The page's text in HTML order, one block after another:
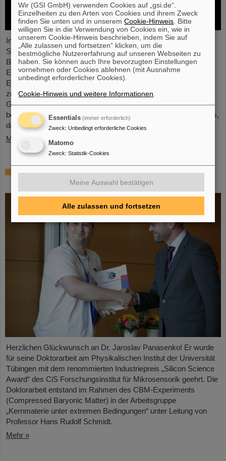
In der vor Kurzem abgeschlossenen ersten
Schwerionenbetriebszeit des LHC in fünf Jahren war es Zeit für
Blei-Ionen beschleunigt zu werden und Kollisionen für die
Experimente zu liefern. Die Kerne kollidierten bei einer erhöhten
Energie von 5,36 TeV pro Nukleonpaar (verglichen mit 5,02 TeV
zuvor) mit einer Rate von bis zu 50 kHz – mehr als eine
Größenordnung über der bisher erreichten. Die Arbeiten
beinhalteten den Neustart des verbesserten ALICE-Experiments,
das erfolgreich Daten nehmen konnte.
Mehr »
„Silicon Science Award“ für CBM-
Doktorarbeit
Herzlichen Glückwunsch an Dr. Jaroslav Panasenko! Er wurde
für seine Doktorarbeit am Physikalischen Institut der Universität
Tübingen mit dem renommierten Industriepreis „Silicon Science
Award“ des CiS Forschungsinstitut für Mikrosensorik geehrt. Die
Doktorarbeit entstand im Rahmen des CBM-Experiments
(Compressed Baryonic Matter) in der Arbeitsgruppe
„Kernmaterie unter extremen Bedingungen“ unter Leitung von
Professor Hans Rudolf Schmidt.
Mehr »
Wir (GSI GmbH) verwenden Cookies auf „gsi.de“.
Einzelheiten zu den Arten von Cookies und ihrem Zweck
finden Sie unten und in unseremCookie-Hinweis . Bitte
willigen Sie in die Verwendung von Cookies ein, wie in
unserem Cookie-Hinweis beschrieben, indem Sie auf
„Alle zulassen und fortsetzen“ klicken, um die
bestmögliche Nutzererfahrung auf unseren Webseiten zu
haben. Sie können auch Ihre bevorzugten Einstellungen
vornehmen oder Cookies ablehnen (mit Ausnahme
unbedingt erforderlicher Cookies).
Cookie-Hinweis und weitere Informationen
Essentials (immer erforderlich)
Zweck: Unbedingt erforderliche Cookies
Matomo
Zweck: Statistik-Cookies
Meine Auswahl bestätigen
Alle zulassen und fortsetzen